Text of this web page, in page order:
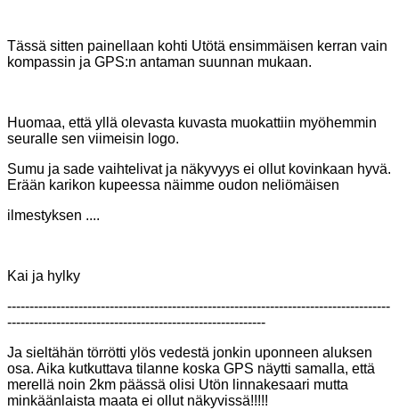
Tässä sitten painellaan kohti Utötä ensimmäisen kerran vain
kompassin ja GPS:n antaman suunnan mukaan.
Huomaa, että yllä olevasta kuvasta muokattiin myöhemmin
seuralle sen viimeisin logo.
Sumu ja sade vaihtelivat ja näkyvyys ei ollut kovinkaan hyvä.
Erään karikon kupeessa näimme oudon neliömäisen
ilmestyksen ....
Kai ja hylky
--------------------------------------------------------------------------------------
----------------------------------------------------------
Ja sieltähän törrötti ylös vedestä jonkin uponneen aluksen
osa. Aika kutkuttava tilanne koska GPS näytti samalla, että
merellä noin 2km päässä olisi Utön linnakesaari mutta
minkäänlaista maata ei ollut näkyvissä!!!!!